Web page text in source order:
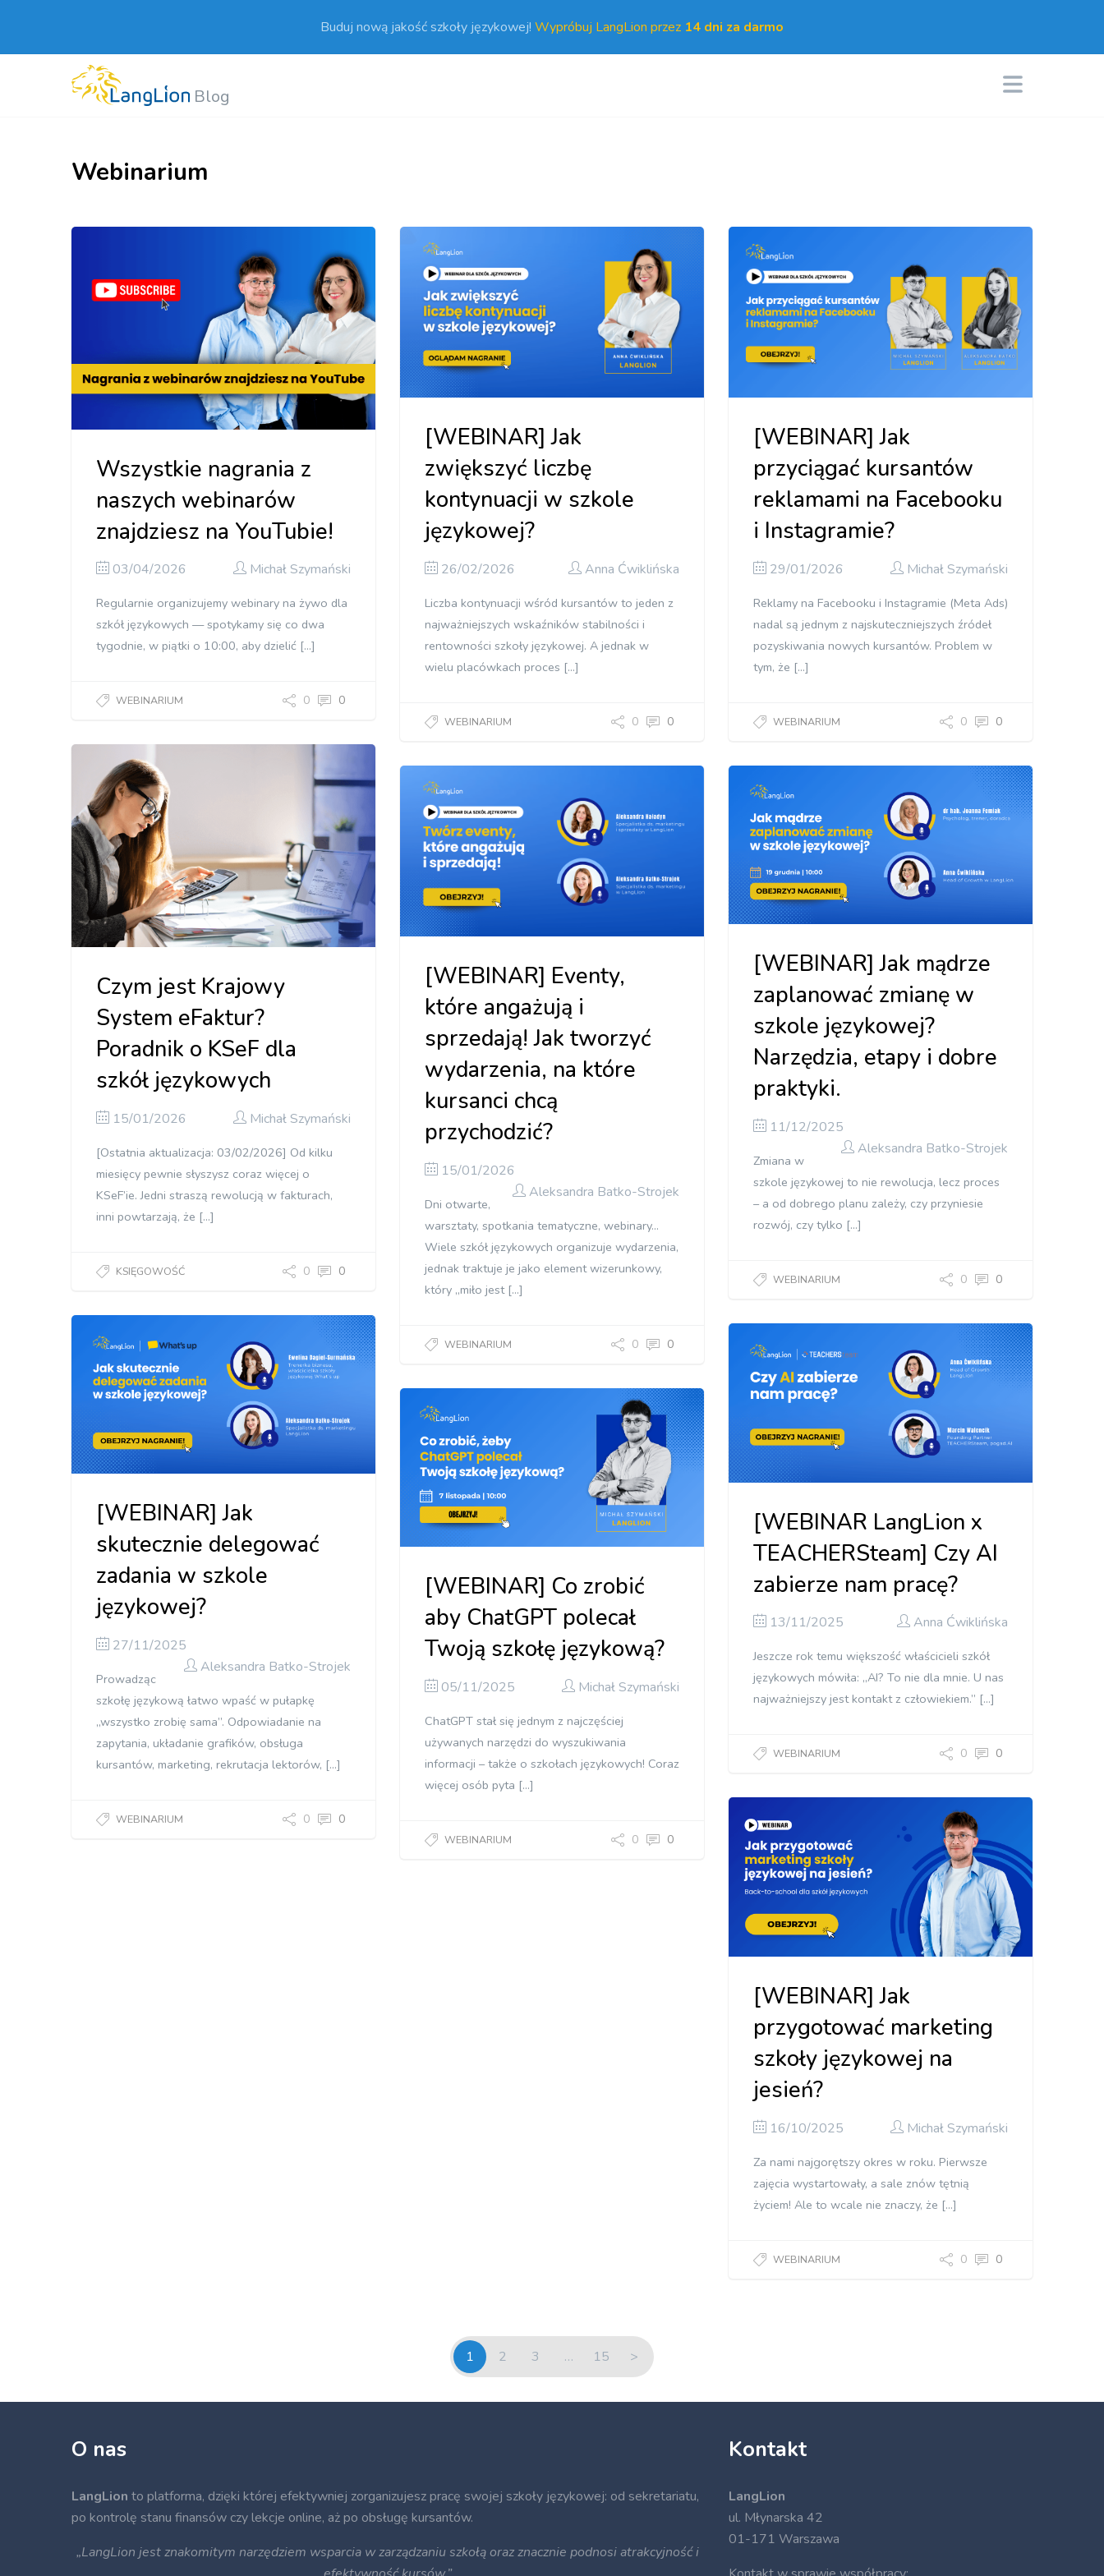
Buduj nową jakość szkoły językowej! Wypróbuj LangLion przez 14 dni za darmo
Blog
Webinarium
Wszystkie nagrania z
naszych webinarów
znajdziesz na YouTubie!
03/04/2026 Michał Szymański
Regularnie organizujemy webinary na żywo dla
szkół językowych — spotykamy się co dwa
tygodnie, w piątki o 10:00, aby dzielić […]
WEBINARIUM 0 0
[WEBINAR] Jak
zwiększyć liczbę
kontynuacji w szkole
językowej?
26/02/2026 Anna Ćwiklińska
Liczba kontynuacji wśród kursantów to jeden z
najważniejszych wskaźników stabilności i
rentowności szkoły językowej. A jednak w
wielu placówkach proces […]
WEBINARIUM 0 0
[WEBINAR] Jak
przyciągać kursantów
reklamami na Facebooku
i Instagramie?
29/01/2026 Michał Szymański
Reklamy na Facebooku i Instagramie (Meta Ads)
nadal są jednym z najskuteczniejszych źródeł
pozyskiwania nowych kursantów. Problem w
tym, że […]
WEBINARIUM 0 0
Czym jest Krajowy
System eFaktur?
Poradnik o KSeF dla
szkół językowych
15/01/2026 Michał Szymański
[Ostatnia aktualizacja: 03/02/2026] Od kilku
miesięcy pewnie słyszysz coraz więcej o
KSeF’ie. Jedni straszą rewolucją w fakturach,
inni powtarzają, że […]
KSIĘGOWOŚĆ 0 0
[WEBINAR] Eventy,
które angażują i
sprzedają! Jak tworzyć
wydarzenia, na które
kursanci chcą
przychodzić?
15/01/2026
Aleksandra Batko-Strojek
Dni otwarte,
warsztaty, spotkania tematyczne, webinary…
Wiele szkół językowych organizuje wydarzenia,
jednak traktuje je jako element wizerunkowy,
który „miło jest […]
WEBINARIUM 0 0
[WEBINAR] Jak mądrze
zaplanować zmianę w
szkole językowej?
Narzędzia, etapy i dobre
praktyki.
11/12/2025
Aleksandra Batko-Strojek
Zmiana w
szkole językowej to nie rewolucja, lecz proces
– a od dobrego planu zależy, czy przyniesie
rozwój, czy tylko […]
WEBINARIUM 0 0
[WEBINAR] Jak
skutecznie delegować
zadania w szkole
językowej?
27/11/2025
Aleksandra Batko-Strojek
Prowadząc
szkołę językową łatwo wpaść w pułapkę
„wszystko zrobię sama”. Odpowiadanie na
zapytania, układanie grafików, obsługa
kursantów, marketing, rekrutacja lektorów, […]
WEBINARIUM 0 0
[WEBINAR LangLion x
TEACHERSteam] Czy AI
zabierze nam pracę?
13/11/2025 Anna Ćwiklińska
Jeszcze rok temu większość właścicieli szkół
językowych mówiła: „AI? To nie dla mnie. U nas
najważniejszy jest kontakt z człowiekiem.” […]
WEBINARIUM 0 0
[WEBINAR] Co zrobić
aby ChatGPT polecał
Twoją szkołę językową?
05/11/2025 Michał Szymański
ChatGPT stał się jednym z najczęściej
używanych narzędzi do wyszukiwania
informacji – także o szkołach językowych! Coraz
więcej osób pyta […]
WEBINARIUM 0 0
[WEBINAR] Jak
przygotować marketing
szkoły językowej na
jesień?
16/10/2025 Michał Szymański
Za nami najgorętszy okres w roku. Pierwsze
zajęcia wystartowały, a sale znów tętnią
życiem! Ale to wcale nie znaczy, że […]
WEBINARIUM 0 0
1 2 3 … 15 >
O nas
LangLion to platforma, dzięki której efektywniej zorganizujesz pracę swojej szkoły językowej: od sekretariatu,
po kontrolę stanu finansów czy lekcje online, aż po obsługę kursantów.
„LangLion jest znakomitym narzędziem wsparcia w zarządzaniu szkołą oraz znacznie podnosi atrakcyjność i
Kontakt
LangLion
ul. Młynarska 42
01-171 Warszawa